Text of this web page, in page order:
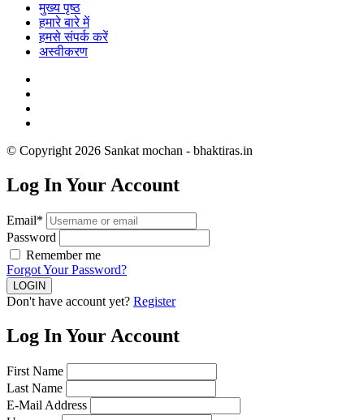
मुख्य पृष्ठ
हमारे बारे में
हमसे संपर्क करें
अस्वीकरण
© Copyright 2026 Sankat mochan - bhaktiras.in
Log In Your Account
Email*
Password
Remember me
Forgot Your Password?
Don't have account yet? Register
Log In Your Account
First Name
Last Name
E-Mail Address